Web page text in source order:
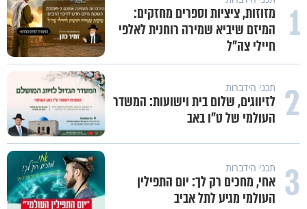
1
מזוזות, ציציות וספרים מחזקים:
המיזם שיביא שמירה רוחנית לאלפי
חיילי צה"ל
2 תכני הידברות
לזיווגים, שלום בית וישועות: המשדר
העולמי של ט"ו באב
3 תכני הידברות
אחי, מחכים רק לך: יום התפילין
העולמי מגיע לתל אביב